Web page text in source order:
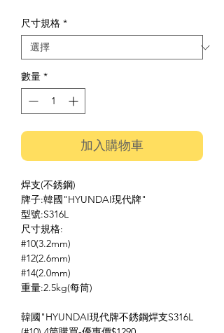
尺寸規格 *
數量 *
加入購物車
焊支(不銹鋼)
牌子:韓國"HYUNDAI現代牌"
型號:S316L
尺寸規格:
#10(3.2mm)
#12(2.6mm)
#14(2.0mm)
重量:2.5kg(每筒)
韓國"HYUNDAI現代牌不銹鋼焊支S316L